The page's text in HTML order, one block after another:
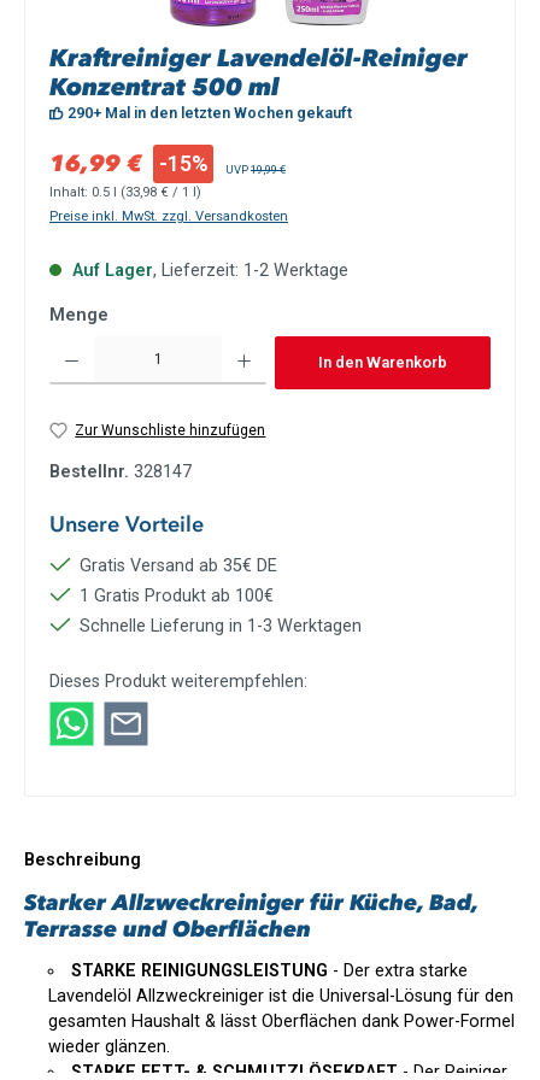
Kraftreiniger Lavendelöl-Reiniger
Konzentrat 500 ml
290+ Mal in den letzten Wochen gekauft
Verkaufspreis:
16,99 € -15% Regulärer Preis:
UVP19,99 €
Inhalt: 0.5 l (33,98 € / 1 l)
Preise inkl. MwSt. zzgl. Versandkosten
Auf Lager, Lieferzeit: 1-2 Werktage
Menge
Produkt Anzahl: Gib den gewünschten Wert ein oder benutze die Schaltflächen um die
In den Warenkorb
Zur Wunschliste hinzufügen
Bestellnr. 328147
Unsere Vorteile
Gratis Versand ab 35€ DE
1 Gratis Produkt ab 100€
Schnelle Lieferung in 1-3 Werktagen
Dieses Produkt weiterempfehlen:
Beschreibung
Starker Allzweckreiniger für Küche, Bad,
Terrasse und Oberflächen
STARKE REINIGUNGSLEISTUNG - Der extra starke
Lavendelöl Allzweckreiniger ist die Universal-Lösung für den
gesamten Haushalt & lässt Oberflächen dank Power-Formel
wieder glänzen.
STARKE FETT- & SCHMUTZLÖSEKRAFT - Der Reiniger